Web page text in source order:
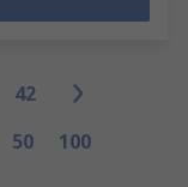
42
50 100